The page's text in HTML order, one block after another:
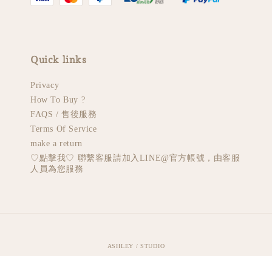
Quick links
Privacy
How To Buy ?
FAQS / 售後服務
Terms Of Service
make a return
♡︎點擊我♡︎ 聯繫客服請加入LINE@官方帳號，由客服
人員為您服務
ASHLEY / STUDIO